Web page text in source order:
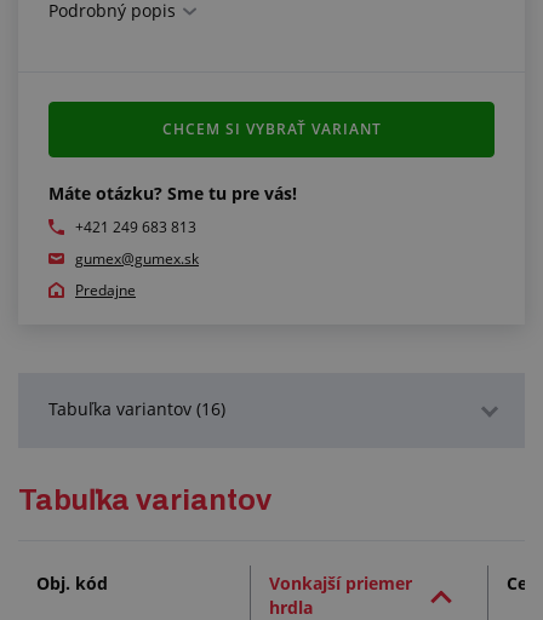
Podrobný popis
Máte otázku? Sme tu pre vás!
+421 249 683 813
gumex@gumex.sk
Predajne
CHCEM SI VYBRAŤ VARIANT
Tabuľka variantov (16)
Tabuľka variantov
Obj. kód
Vonkajší priemer
hrdla